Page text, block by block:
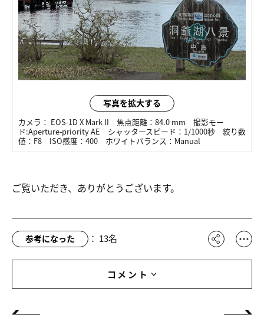
写真を拡大する
カメラ： EOS-1D X Mark II 焦点距離： 84.0 mm
撮影モー
ド:Aperture-priority AE シャッタースピード： 1/1000秒
絞り数
値： F8 ISO感度： 400 ホワイトバランス： Manual
ご覧いただき、ありがとうございます。
参考になった ： 13名
コメント